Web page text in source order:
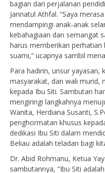
bagian dari perjalanan
Jannatul Athfal. “Saya
mendampingi anak-anak
kebahagiaan dan semangat
harus memberikan perhatian
suami,” ucapnya sambil
Para hadirin, unsur
masyarakat, dan wali murid,
kepada Ibu Siti. Sambutan
mengiringi langkahnya
Wanita, Herdiana Susanti,
penghormatan khusus
dedikasi Ibu Siti dalam
Beliau adalah teladan bagi
Dr. Abid Rohmanu, Ketua
sambutannya, “Ibu Siti